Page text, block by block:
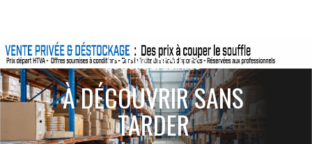
ACTIONS SPÉCIALES
À DÉCOUVRIR SANS
TARDER